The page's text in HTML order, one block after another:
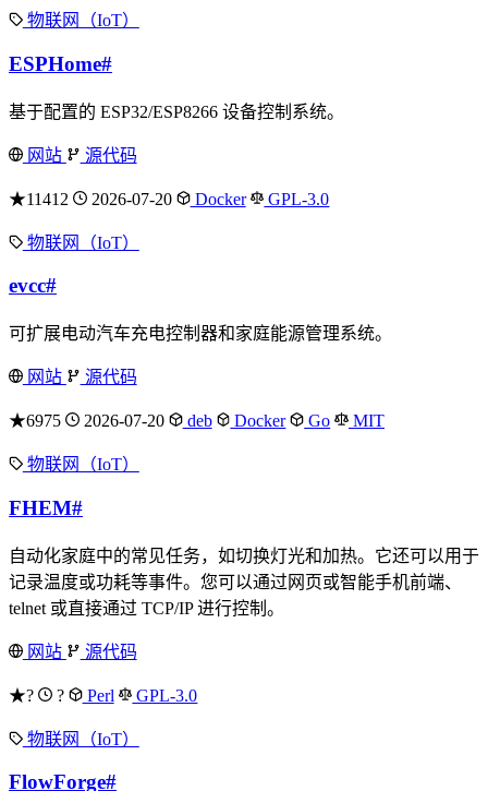
物联网（IoT）
ESPHome#
基于配置的 ESP32/ESP8266 设备控制系统。
网站 源代码
★11412 2026-07-20 Docker GPL-3.0
物联网（IoT）
evcc#
可扩展电动汽车充电控制器和家庭能源管理系统。
网站 源代码
★6975 2026-07-20 deb Docker Go MIT
物联网（IoT）
FHEM#
自动化家庭中的常见任务，如切换灯光和加热。它还可以用于
记录温度或功耗等事件。您可以通过网页或智能手机前端、
telnet 或直接通过 TCP/IP 进行控制。
网站 源代码
★? ? Perl GPL-3.0
物联网（IoT）
FlowForge#